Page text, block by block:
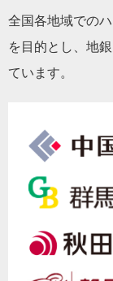
全国各地域での
を目的とし、地
ています。